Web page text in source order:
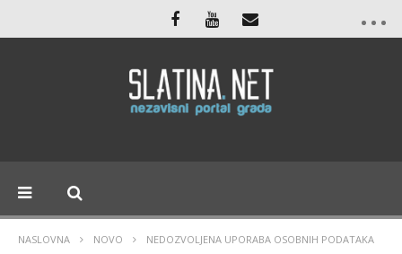
NASLOVNA NOVO NEDOZVOLJENA UPORABA OSOBNIH PODATAKA